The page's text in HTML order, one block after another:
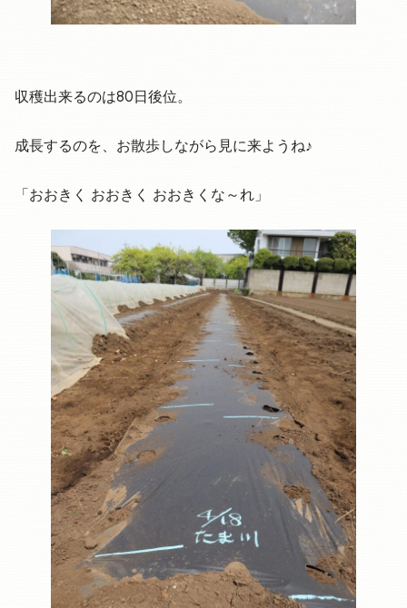
収穫出来るのは80日後位。
成長するのを、お散歩しながら見に来ようね♪
「おおきく おおきく おおきくな～れ」